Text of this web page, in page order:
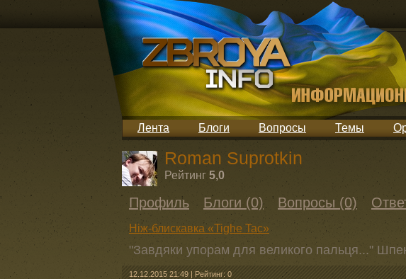
Лента Блоги Вопросы Темы
Roman Suprotkin
Рейтинг 5,0
Профиль Блоги (0) Вопросы (0)
Ніж-блискавка «Tighe Tac»
"Завдяки упорам для великого пальця..."
12.12.2015 21:49 | Рейтинг: 0